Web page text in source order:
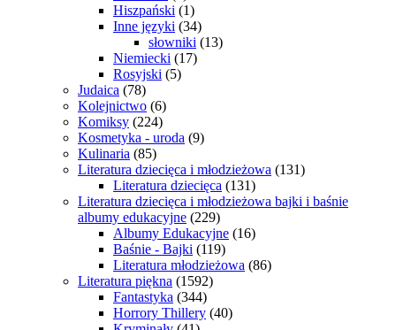
Hiszpański (1)
Inne języki (34)
słowniki (13)
Niemiecki (17)
Rosyjski (5)
Judaica (78)
Kolejnictwo (6)
Komiksy (224)
Kosmetyka - uroda (9)
Kulinaria (85)
Literatura dziecięca i młodzieżowa (131)
Literatura dziecięca (131)
Literatura dziecięca i młodzieżowa bajki i baśnie
albumy edukacyjne (229)
Albumy Edukacyjne (16)
Baśnie - Bajki (119)
Literatura młodzieżowa (86)
Literatura piękna (1592)
Fantastyka (344)
Horrory Thillery (40)